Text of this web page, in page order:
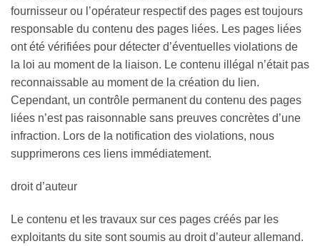
fournisseur ou l’opérateur respectif des pages est toujours
responsable du contenu des pages liées. Les pages liées
ont été vérifiées pour détecter d’éventuelles violations de
la loi au moment de la liaison. Le contenu illégal n’était pas
reconnaissable au moment de la création du lien.
Cependant, un contrôle permanent du contenu des pages
liées n’est pas raisonnable sans preuves concrètes d’une
infraction. Lors de la notification des violations, nous
supprimerons ces liens immédiatement.
droit d’auteur
Le contenu et les travaux sur ces pages créés par les
exploitants du site sont soumis au droit d’auteur allemand.